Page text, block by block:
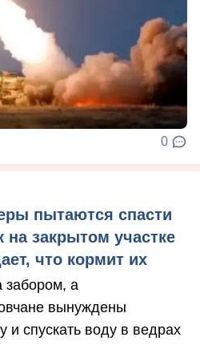
0
пытаются спасти
закрытом участке
что кормит их
забором, а
вынуждены
и спускать воду в ведрах